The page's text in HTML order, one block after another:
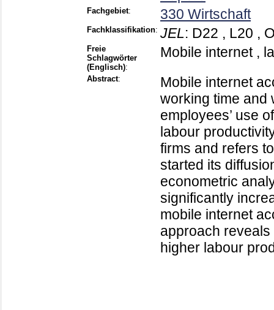
Fachgebiet: 330 Wirtschaft
Fachklassifikation: JEL: D22 , L20 ,
Freie
Schlagwörter
(Englisch):
Mobile internet ,
Abstract:
Mobile internet
working time and
employees’ use
labour
firms and refers
started its
econometric
significantly
mobile internet
approach
higher labour